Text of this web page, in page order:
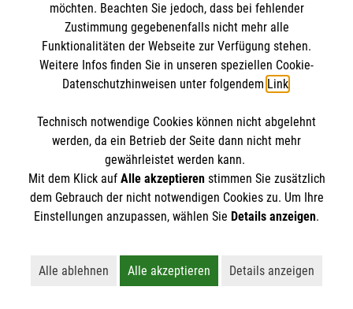
Herzenswunsch-Krankenwagen in der
Diözese Osnabrück
Noch einmal Angehörige und Freunde treffen, das
Meer sehen oder den Lieblingsverein anfeuern. Die
möchten. Beachten Sie jedoch, dass bei fehlender
Zustimmung gegebenenfalls nicht mehr alle
Funktionalitäten der Webseite zur Verfügung stehen.
Weitere Infos finden Sie in unseren speziellen Cookie-
Datenschutzhinweisen unter folgendem Link.
Technisch notwendige Cookies können nicht abgelehnt
werden, da ein Betrieb der Seite dann nicht mehr
gewährleistet werden kann.
Mit dem Klick auf Alle akzeptierenstimmen Sie zusätzlich
dem Gebrauch der nicht notwendigen Cookies zu. Um Ihre
Einstellungen anzupassen, wählen Sie Details anzeigen.
Alle ablehnen
Lehnt alle nicht-essentiellen Cookies ab
Alle akzeptieren
Akzeptiert alle Cookies
Details anzeigen